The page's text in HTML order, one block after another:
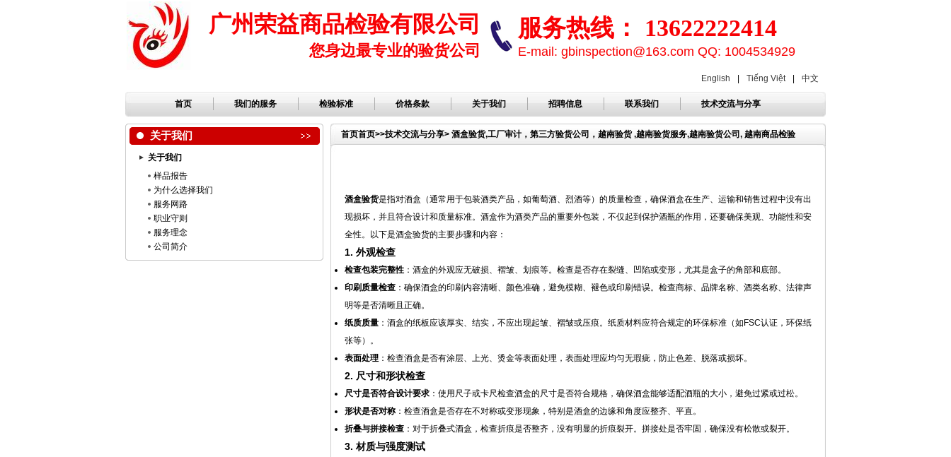
广州荣益商品检验有限公司
您身边最专业的验货公司
服务热线： 13622222414
E-mail: gbinspection@163.com QQ: 1004534929
English Tiếng Việt 中文
首页 我们的服务 检验标准 价格条款 关于我们 招聘信息 联系我们 技术交流与分享
关于我们
关于我们
样品报告
为什么选择我们
服务网路
职业守则
服务理念
公司简介
首页首页>>技术交流与分享> 酒盒验货,工厂审计，第三方验货公司，越南验货 ,越南验货服务,越南验货公司, 越南商品检验
酒盒验货是指对酒盒（通常用于包装酒类产品，如葡萄酒、烈酒等）的质量检查，确保酒盒在生产、运输和销售过程中没有出
现损坏，并且符合设计和质量标准。酒盒作为酒类产品的重要外包装，不仅起到保护酒瓶的作用，还要确保美观、功能性和安
全性。以下是酒盒验货的主要步骤和内容：
1. 外观检查
检查包装完整性 ：酒盒的外观应无破损、褶皱、划痕等。检查是否存在裂缝、凹陷或变形，尤其是盒子的角部和底部。
印刷质量检查 ：确保酒盒的印刷内容清晰、颜色准确，避免模糊、褪色或印刷错误。检查商标、品牌名称、酒类名称、法律声
明等是否清晰且正确。
纸质质量 ：酒盒的纸板应该厚实、结实，不应出现起皱、褶皱或压痕。纸质材料应符合规定的环保标准（如FSC认证，环保纸
张等）。
表面处理 ：检查酒盒是否有涂层、上光、烫金等表面处理，表面处理应均匀无瑕疵，防止色差、脱落或损坏。
2. 尺寸和形状检查
尺寸是否符合设计要求 ：使用尺子或卡尺检查酒盒的尺寸是否符合规格，确保酒盒能够适配酒瓶的大小，避免过紧或过松。
形状是否对称 ：检查酒盒是否存在不对称或变形现象，特别是酒盒的边缘和角度应整齐、平直。
折叠与拼接检查 ：对于折叠式酒盒，检查折痕是否整齐，没有明显的折痕裂开。拼接处是否牢固，确保没有松散或裂开。
3. 材质与强度测试